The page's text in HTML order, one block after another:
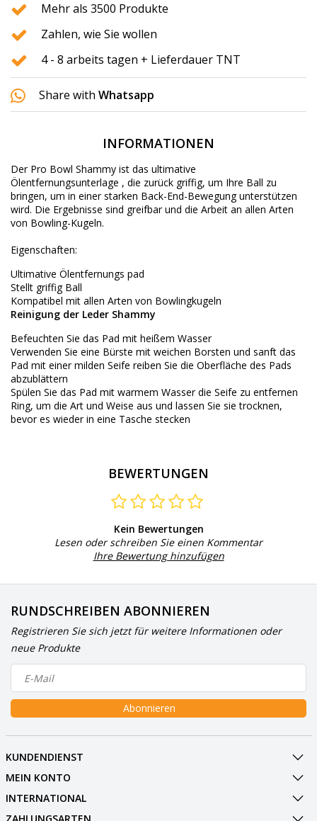
Mehr als 3500 Produkte
Zahlen, wie Sie wollen
4 - 8 arbeits tagen + Lieferdauer TNT
Share with Whatsapp
INFORMATIONEN
Der Pro Bowl Shammy ist das ultimative
Ölentfernungsunterlage , die zurück griffig, um Ihre Ball zu
bringen, um in einer starken Back-End-Bewegungunterstützen
wird. Die Ergebnisse sind greifbar und die Arbeit an allen Arten
von Bowling-Kugeln.
Eigenschaften:
Ultimative Ölentfernungs pad
Stellt griffig Ball
Kompatibel mit allen Arten von Bowlingkugeln
Reinigung der Leder Shammy
Befeuchten Sie das Pad mit heißem Wasser
Verwenden Sie eine Bürste mit weichen Borsten und sanft das
Pad mit einer milden Seife reiben Sie die Oberfläche des Pads
abzublättern
Spülen Sie das Pad mit warmem Wasser die Seife zu entfernen
Ring, um die Art und Weise aus und lassen Sie sie trocknen,
bevor es wieder in eine Tasche stecken
BEWERTUNGEN
Kein Bewertungen
Lesen oder schreiben Sie einen Kommentar
Ihre Bewertung hinzufügen
RUNDSCHREIBEN ABONNIEREN
Registrieren Sie sich jetzt für weitere Informationen oder
neue Produkte
Abonnieren
KUNDENDIENST
MEIN KONTO
INTERNATIONAL